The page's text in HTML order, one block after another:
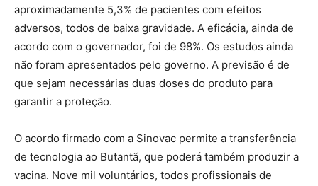
aproximadamente 5,3% de pacientes com efeitos
adversos, todos de baixa gravidade. A eficácia, ainda de
acordo com o governador, foi de 98%. Os estudos ainda
não foram apresentados pelo governo. A previsão é de
que sejam necessárias duas doses do produto para
garantir a proteção.
O acordo firmado com a Sinovac permite a transferência
de tecnologia ao Butantã, que poderá também produzir a
vacina. Nove mil voluntários, todos profissionais de